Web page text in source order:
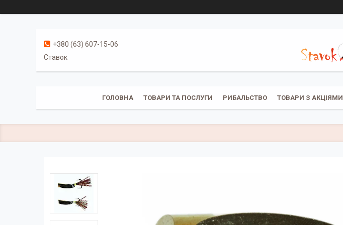
+380 (63) 607-15-06
Ставок
ГОЛОВНА ТОВАРИ ТА ПОСЛУГИ РИБАЛЬСТВО ТОВАРИ З АКЦІЯМИ